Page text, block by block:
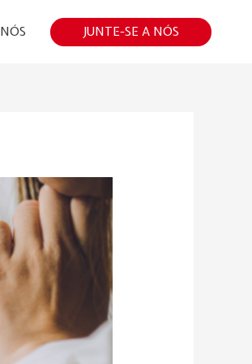
JUNTE-SE A NÓS